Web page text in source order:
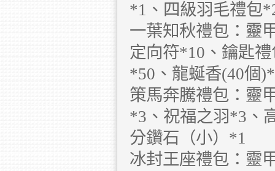
*1、四級羽毛禮包
一葉知秋禮包：靈
定向符*10、鑰匙
*50、龍蜒香(40個
策馬奔騰禮包：靈
*3、祝福之羽*3、
分鑽石（小）*1
冰封王座禮包：靈